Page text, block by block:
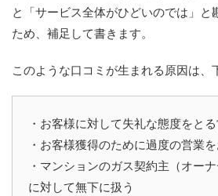
と「サービス全体がひどいのでは」と
ため、補足して書きます。
このような口コミが生まれる原因は、
・お客様に対して失礼な態度をと
・お客様獲得のために過度の営業
・マンションのガス契約主（オー
に対して無下に扱う